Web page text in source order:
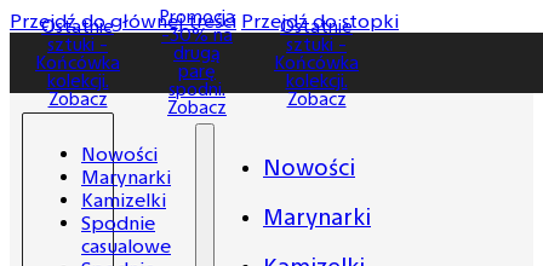
Przejdź do głównej treści Przejdź do stopki
Promocja
-30% na
drugą
parę
spodni.
Zobacz
Ostatnie
sztuki -
Końcówka
kolekcji.
Zobacz
Promocja
-30% na
drugą
parę
spodni.
Zobacz
Ostatnie
Zobacz
Nowości
Marynarki
Kamizelki
Spodnie
casualowe
Nowości
Marynarki